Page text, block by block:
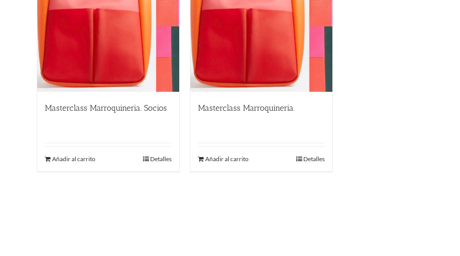
Masterclass Marroquineria. Socios
Añadir al carrito Detalles
Masterclass Marroquineria.
Añadir al carrito Detalles